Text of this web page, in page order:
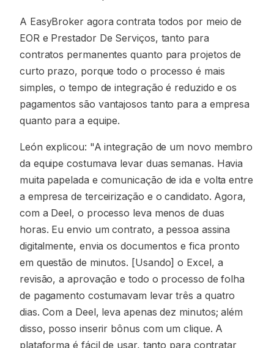
A EasyBroker agora contrata todos por meio de
EOR e Prestador De Serviços, tanto para
contratos permanentes quanto para projetos de
curto prazo, porque todo o processo é mais
simples, o tempo de integração é reduzido e os
pagamentos são vantajosos tanto para a empresa
quanto para a equipe.
León explicou: "A integração de um novo membro
da equipe costumava levar duas semanas. Havia
muita papelada e comunicação de ida e volta entre
a empresa de terceirização e o candidato. Agora,
com a Deel, o processo leva menos de duas
horas. Eu envio um contrato, a pessoa assina
digitalmente, envia os documentos e fica pronto
em questão de minutos. [Usando] o Excel, a
revisão, a aprovação e todo o processo de folha
de pagamento costumavam levar três a quatro
dias. Com a Deel, leva apenas dez minutos; além
disso, posso inserir bônus com um clique. A
plataforma é fácil de usar, tanto para contratar